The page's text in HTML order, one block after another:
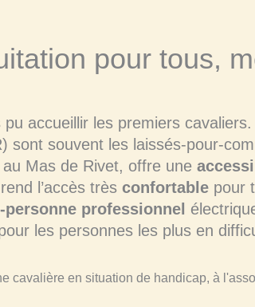
pour tous,
accueillir les premiers cavaliers.
sont souvent les laissés-pour-
Mas de Rivet, offre une
l’accès très confortablepour
personne professionnel
les personnes les plus en